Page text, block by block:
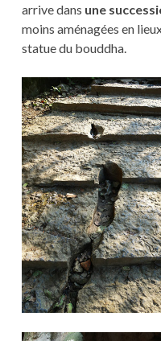
arrive dans une
moins aménagées en
statue du bouddha.